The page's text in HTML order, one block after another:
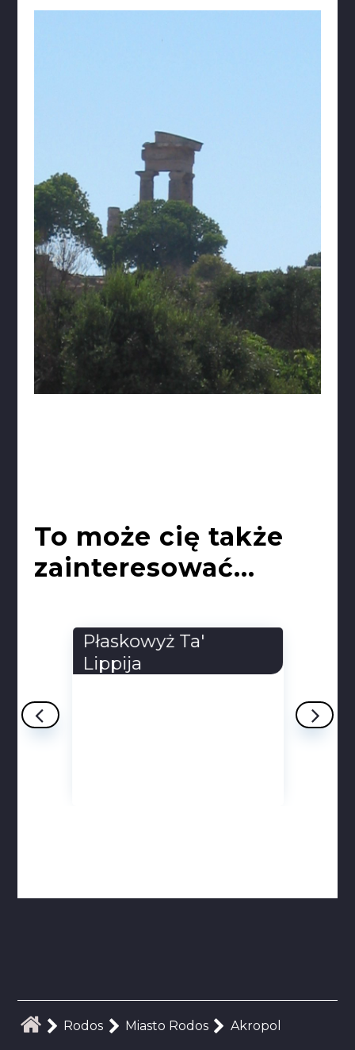
To może cię także
zainteresować...
Płaskowyż Ta'
Lippija
Rodos Miasto Rodos Akropol